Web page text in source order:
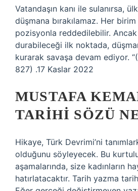
Vatandaşın kanı ile sulanırsa,
düşmana bırakılamaz. Her
pozisyonla reddedilebilir.
durabileceği ilk noktada,
kurarak savaşa devam ediyor.
827) .17 Kaslar 2022
MUSTAFA
TARIHI SÖZÜ
Hikaye, Türk Devrimi’ni
olduğunu söyleyecek. Bu
aşamalarında, size kadınların
hatırlatacaktır. Tarih yazma